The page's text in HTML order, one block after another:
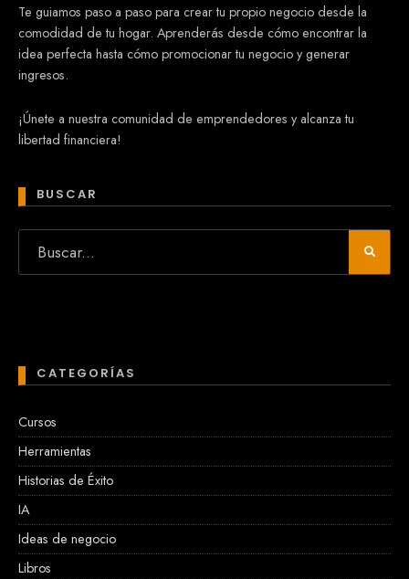
Te guiamos paso a paso para crear tu propio negocio desde la
comodidad de tu hogar. Aprenderás desde cómo encontrar la
idea perfecta hasta cómo promocionar tu negocio y generar
ingresos.
¡Únete a nuestra comunidad de emprendedores y alcanza tu
libertad financiera!
BUSCAR
CATEGORÍAS
Cursos
Herramientas
Historias de Éxito
IA
Ideas de negocio
Libros